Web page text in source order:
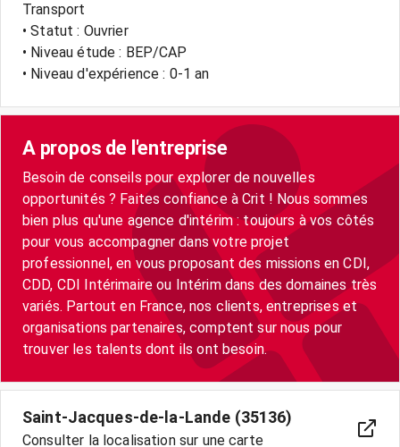
Transport
• Statut : Ouvrier
• Niveau étude : BEP/CAP
• Niveau d'expérience : 0-1 an
A propos de l'entreprise
Besoin de conseils pour explorer de nouvelles
opportunités ? Faites confiance à Crit ! Nous sommes
bien plus qu'une agence d'intérim : toujours à vos côtés
pour vous accompagner dans votre projet
professionnel, en vous proposant des missions en CDI,
CDD, CDI Intérimaire ou Intérim dans des domaines très
variés. Partout en France, nos clients, entreprises et
organisations partenaires, comptent sur nous pour
trouver les talents dont ils ont besoin.
Saint-Jacques-de-la-Lande (35136)
Consulter la localisation sur une carte